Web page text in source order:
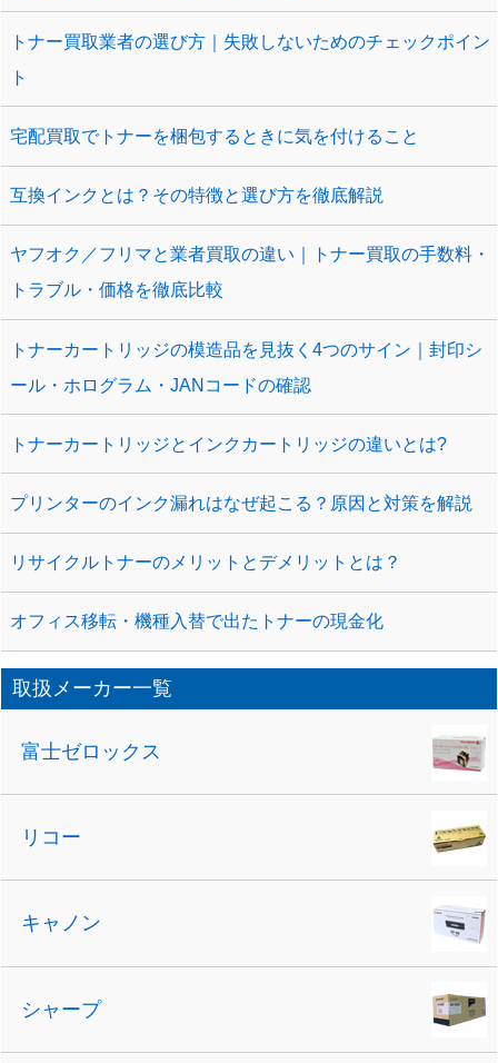
トナー買取業者の選び方｜失敗しないためのチェックポイン
ト
宅配買取でトナーを梱包するときに気を付けること
互換インクとは？その特徴と選び方を徹底解説
ヤフオク／フリマと業者買取の違い｜トナー買取の手数料・
トラブル・価格を徹底比較
トナーカートリッジの模造品を見抜く4つのサイン｜封印シ
ール・ホログラム・JANコードの確認
トナーカートリッジとインクカートリッジの違いとは?
プリンターのインク漏れはなぜ起こる？原因と対策を解説
リサイクルトナーのメリットとデメリットとは？
オフィス移転・機種入替で出たトナーの現金化
取扱メーカー一覧
富士ゼロックス
リコー
キャノン
シャープ